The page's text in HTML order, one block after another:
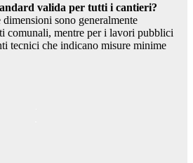
valida per tutti i cantieri?
sono generalmente
comunali, mentre per i lavori pubblici
tecnici che indicano misure minime